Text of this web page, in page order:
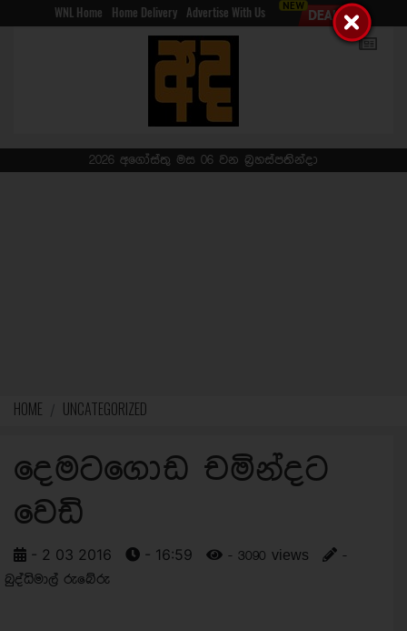
WNL Home Home Delivery Advertise With Us
2026 අගෝස්තු මස 06 වන බ්‍රහස්පතින්දා
HOME UNCATEGORIZED
දෙමටගොඩ චමින්දට
වෙඩි
- 2 03 2016 - 16:59 - 3090 views
-
බුද්ධිමාල් රුබේරු